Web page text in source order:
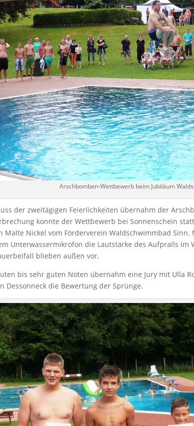
Arschbomben-Wettbewerb beim Jubiläum
der zweitägigen Feierlichkeiten übernahm der
konnte der Wettbewerb bei Sonnenschein
Malte Nickel vom Förderverein Waldschwimmbad
Unterwassermikrofon die Lautstärke des Aufpralls im
blieben außen vor.
bis sehr guten Noten übernahm eine Jury mit Ulla
Dessonneck die Bewertung der Sprünge.